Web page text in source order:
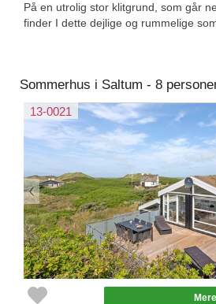
På en utrolig stor klitgrund, som går
finder I dette dejlige og rummelige
Sommerhus i Saltum - 8
13-0021